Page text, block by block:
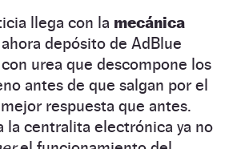
llega con la mecánica
depósito de AdBlue
urea que descompone los
antes de que salgan por el
respuesta que antes.
la centralita electrónica ya no